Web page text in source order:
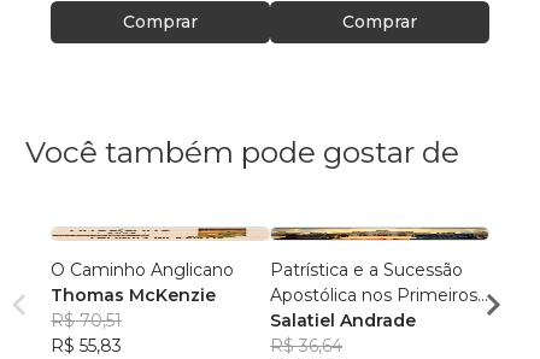
Comprar Comprar
Você também pode gostar de
O Caminho Anglicano
Thomas McKenzie
R$ 70,51
R$ 55,83
Patrística e a Sucessão
Apostólica nos Primeiros
Quatro Séculos
Salatiel Andrade
R$ 36,64
R$